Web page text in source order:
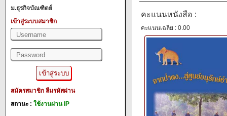
ม.ธุรกิจบัณฑิตย์
เข้าสู่ระบบสมาชิก
สมัครสมาชิก ลืมรหัสผ่าน
สถานะ : ใช้งานผ่าน IP
คะแนนหนังสือ :
คะแนนเฉลี่ย : 0.00